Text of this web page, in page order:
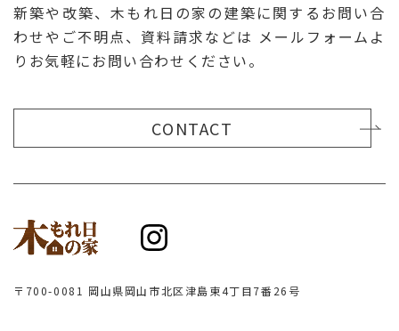
新築や改築、木もれ日の家の建築に関するお問い合
わせやご不明点、資料請求などは メールフォームよ
りお気軽にお問い合わせください。
CONTACT
〒 700-0081 岡山県岡山市北区津島東4丁目7番26号